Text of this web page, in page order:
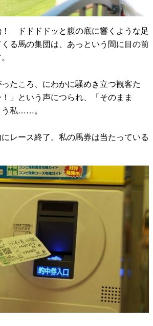
！ ドドドドッと腹の底に響くような足
る馬の集団は、あっという間に目の前
たころ、にわかに騒めき立つ観客た
」という声につられ、「そのまま
う私……。
レース終了。私の馬券は当たっている